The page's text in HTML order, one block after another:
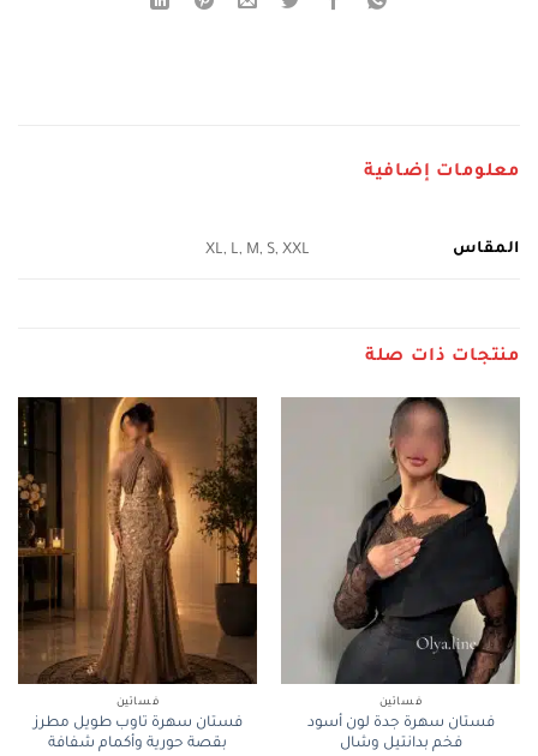
معلومات إضافية
المقاس XL, L, M, S, XXL
منتجات ذات صلة
فساتين
فستان سهرة جدة لون أسود
فخم بدانتيل وشال
فساتين
فستان سهرة تاوب طويل مطرز
بقصة حورية وأكمام شفافة